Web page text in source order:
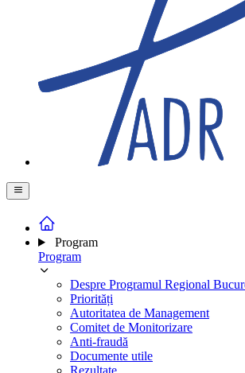
Program
Program
Despre Programul Regional
Priorități
Autoritatea de Management
Comitet de Monitorizare
Anti-fraudă
Documente utile
Rezultate